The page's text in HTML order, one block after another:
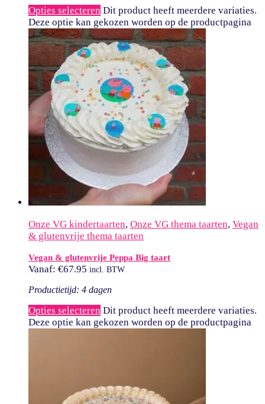
Opties selecteren Dit product heeft meerdere variaties.
Deze optie kan gekozen worden op de productpagina
Onze VG kindertaarten, Onze VG thema taarten, Vegan
& glutenvrije thema taarten
Vegan & glutenvrije Peppa Big taart
Vanaf: €67.95 incl. BTW
Productietijd: 4 dagen
Opties selecteren Dit product heeft meerdere variaties.
Deze optie kan gekozen worden op de productpagina